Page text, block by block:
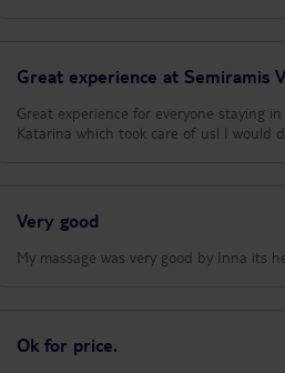
Great experience at Semiramis
Great experience for everyone staying
Katarina which took care of us! I would
Very good
My massage was very good by Inna its
Ok for price.